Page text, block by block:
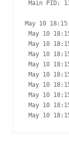
Main PID:
May 10
May 10
May 10
May 10
May 10
May 10
May 10
May 10
May 10
May 10